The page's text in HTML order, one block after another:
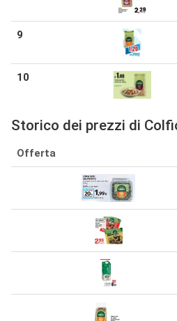
9
10
Storico dei prezzi di
Offerta